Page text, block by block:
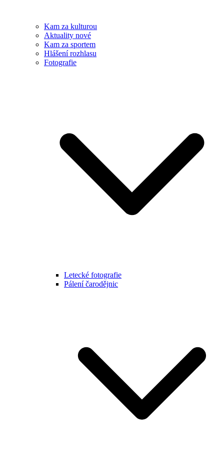
Kam za kulturou
Aktuality nové
Kam za sportem
Hlášení rozhlasu
Fotografie
Letecké fotografie
Pálení čarodějnic